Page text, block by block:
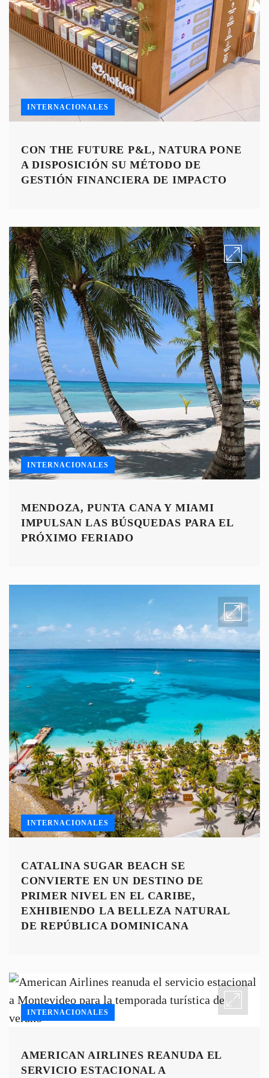
INTERNACIONALES
CON THE FUTURE P&L, NATURA PONE
A DISPOSICIÓN SU MÉTODO DE
GESTIÓN FINANCIERA DE IMPACTO
INTERNACIONALES
MENDOZA, PUNTA CANA Y MIAMI
IMPULSAN LAS BÚSQUEDAS PARA EL
PRÓXIMO FERIADO
INTERNACIONALES
CATALINA SUGAR BEACH SE
CONVIERTE EN UN DESTINO DE
PRIMER NIVEL EN EL CARIBE,
EXHIBIENDO LA BELLEZA NATURAL
DE REPÚBLICA DOMINICANA
INTERNACIONALES
AMERICAN AIRLINES REANUDA EL
SERVICIO ESTACIONAL A